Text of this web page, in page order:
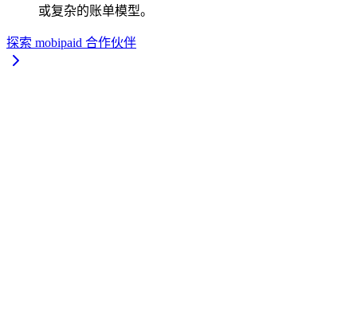
或复杂的账单模型。
探索 mobipaid 合作伙伴